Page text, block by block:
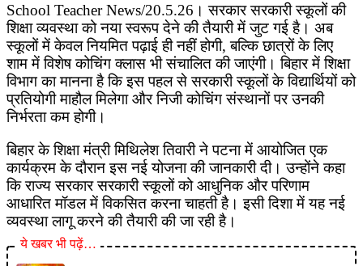
School Teacher News/20.5.26। सरकार सरकारी स्कूलों की
शिक्षा व्यवस्था को नया स्वरूप देने की तैयारी में जुट गई है। अब
स्कूलों में केवल नियमित पढ़ाई ही नहीं होगी, बल्कि छात्रों के लिए
शाम में विशेष कोचिंग क्लास भी संचालित की जाएंगी। बिहार में शिक्षा
विभाग का मानना है कि इस पहल से सरकारी स्कूलों के विद्यार्थियों को
प्रतियोगी माहौल मिलेगा और निजी कोचिंग संस्थानों पर उनकी
निर्भरता कम होगी।
बिहार के शिक्षा मंत्री मिथिलेश तिवारी ने पटना में आयोजित एक
कार्यक्रम के दौरान इस नई योजना की जानकारी दी। उन्होंने कहा
कि राज्य सरकार सरकारी स्कूलों को आधुनिक और परिणाम
आधारित मॉडल में विकसित करना चाहती है। इसी दिशा में यह नई
व्यवस्था लागू करने की तैयारी की जा रही है।
ये खबर भी पढ़ें…